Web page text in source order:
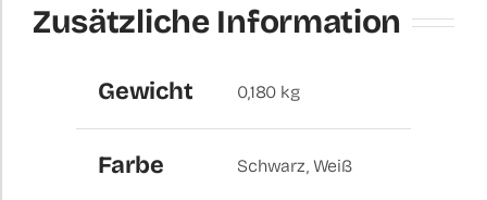
Zusätzliche Information
Gewicht 0,180 kg
Farbe Schwarz, Weiß